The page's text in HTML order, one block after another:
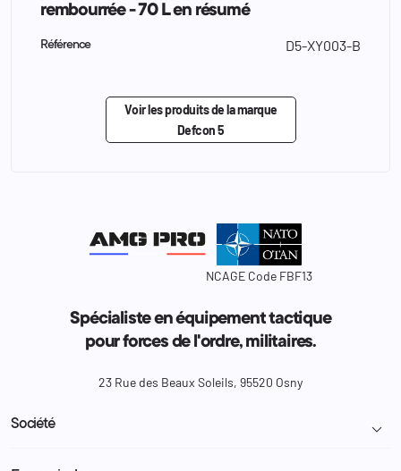
rembourrée - 70 L en résumé
Référence D5-XY003-B
Voir les produits de la marque
Defcon 5
NCAGE Code FBF13
Spécialiste en équipement tactique
pour forces de l'ordre, militaires.
23 Rue des Beaux Soleils, 95520 Osny
Société 